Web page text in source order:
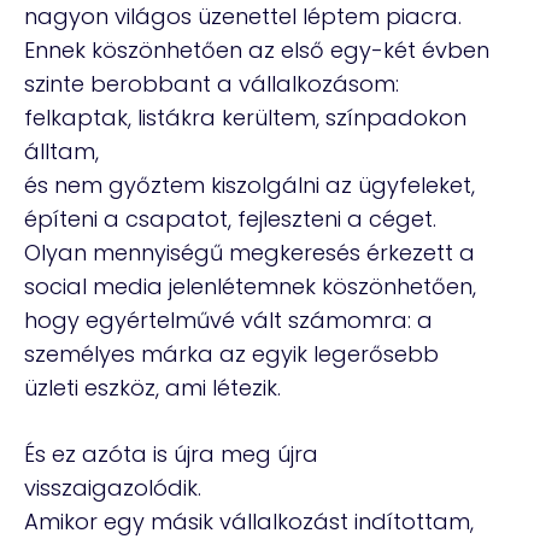
nagyon világos üzenettel léptem piacra.
Ennek köszönhetően az első egy-két évben
szinte berobbant a vállalkozásom:
felkaptak, listákra kerültem, színpadokon
álltam,
és nem győztem kiszolgálni az ügyfeleket,
építeni a csapatot, fejleszteni a céget.
Olyan mennyiségű megkeresés érkezett a
social media jelenlétemnek köszönhetően,
hogy egyértelművé vált számomra: a
személyes márka az egyik legerősebb
üzleti eszköz, ami létezik.
És ez azóta is újra meg újra
visszaigazolódik.
Amikor egy másik vállalkozást indítottam,